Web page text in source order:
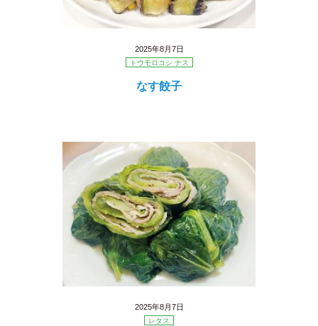
2025年8月7日
トウモロコシ ナス
なす餃子
2025年8月7日
レタス